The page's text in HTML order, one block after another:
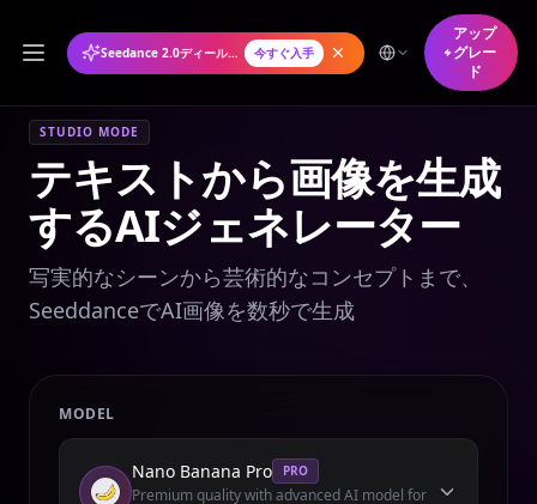
Seedance 2.0ディール年間プランが50%オフ 今すぐ入手
アップ
グレー
ド
STUDIO MODE
テキストから画像を生成
するAIジェネレーター
写実的なシーンから芸術的なコンセプトまで、
SeeddanceでAI画像を数秒で生成
MODEL
Nano Banana Pro PRO
Premium quality with advanced AI model for